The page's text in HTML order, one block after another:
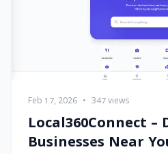
Feb 17, 2026 • 347 views
Local360Connect –
Businesses Near